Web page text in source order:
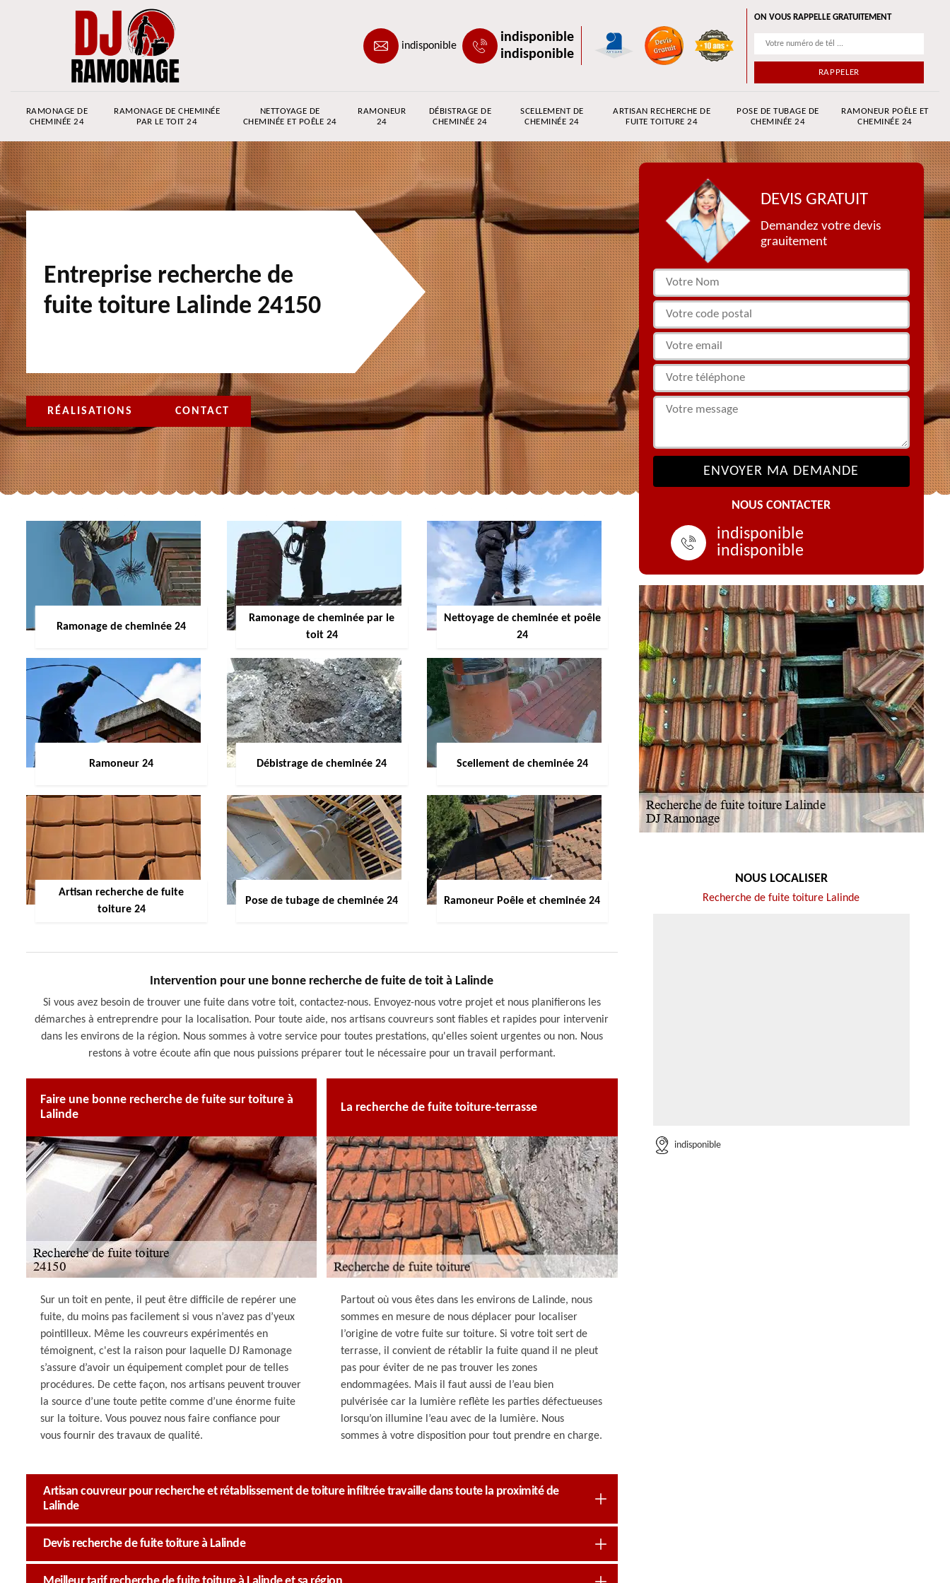
indisponible
indisponible
indisponible
ON VOUS RAPPELLE GRATUITEMENT
RAMONAGE DE
CHEMINÉE 24
RAMONAGE DE CHEMINÉE
PAR LE TOIT 24
NETTOYAGE DE
CHEMINÉE ET POÊLE 24
RAMONEUR
24
DÉBISTRAGE DE
CHEMINÉE 24
SCELLEMENT DE
CHEMINÉE 24
ARTISAN RECHERCHE DE
FUITE TOITURE 24
POSE DE TUBAGE DE
CHEMINÉE 24
RAMONEUR POÊLE ET
CHEMINÉE 24
Entreprise recherche de
fuite toiture Lalinde 24150
RÉALISATIONS CONTACT
Ramonage de cheminée 24
Ramonage de cheminée par le
toit 24
Nettoyage de cheminée et poêle
24
Ramoneur 24 Débistrage de cheminée 24 Scellement de cheminée 24
Artisan recherche de fuite
toiture 24
Pose de tubage de cheminée 24 Ramoneur Poêle et cheminée 24
Intervention pour une bonne recherche de fuite de toit à Lalinde
Si vous avez besoin de trouver une fuite dans votre toit, contactez-nous. Envoyez-nous votre projet et nous planifierons les
démarches à entreprendre pour la localisation. Pour toute aide, nos artisans couvreurs sont fiables et rapides pour intervenir
dans les environs de la région. Nous sommes à votre service pour toutes prestations, qu'elles soient urgentes ou non. Nous
restons à votre écoute afin que nous puissions préparer tout le nécessaire pour un travail performant.
Faire une bonne recherche de fuite sur toiture à
Lalinde
Sur un toit en pente, il peut être difficile de repérer une
fuite, du moins pas facilement si vous n’avez pas d’yeux
pointilleux. Même les couvreurs expérimentés en
témoignent, c'est la raison pour laquelle DJ Ramonage
s’assure d’avoir un équipement complet pour de telles
procédures. De cette façon, nos artisans peuvent trouver
la source d’une toute petite comme d’une énorme fuite
sur la toiture. Vous pouvez nous faire confiance pour
vous fournir des travaux de qualité.
La recherche de fuite toiture-terrasse
Partout où vous êtes dans les environs de Lalinde, nous
sommes en mesure de nous déplacer pour localiser
l’origine de votre fuite sur toiture. Si votre toit sert de
terrasse, il convient de rétablir la fuite quand il ne pleut
pas pour éviter de ne pas trouver les zones
endommagées. Mais il faut aussi de l’eau bien
pulvérisée car la lumière reflète les parties défectueuses
lorsqu’on illumine l’eau avec de la lumière. Nous
sommes à votre disposition pour tout prendre en charge.
Artisan couvreur pour recherche et rétablissement de toiture infiltrée travaille dans toute la proximité de
Lalinde
Devis recherche de fuite toiture à Lalinde
DEVIS GRATUIT
Demandez votre devis
grauitement
NOUS CONTACTER
indisponible
indisponible
NOUS LOCALISER
Recherche de fuite toiture Lalinde
indisponible